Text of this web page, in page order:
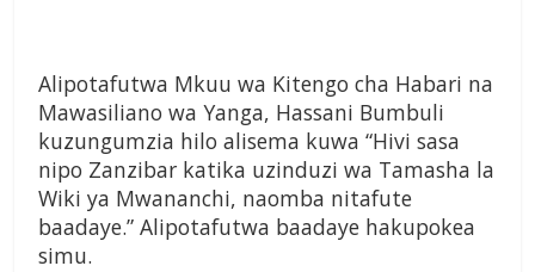
Alipotafutwa Mkuu wa Kitengo cha Habari na
Mawasiliano wa Yanga, Hassani Bumbuli
kuzungumzia hilo alisema kuwa “Hivi sasa
nipo Zanzibar katika uzinduzi wa Tamasha la
Wiki ya Mwananchi, naomba nitafute
baadaye.” Alipotafutwa baadaye hakupokea
simu.